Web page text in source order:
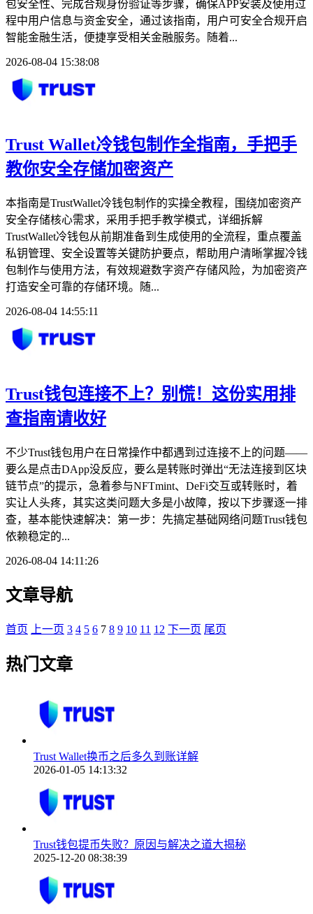
包安全性、完成合规身份验证等步骤，确保APP安装及使用过
程中用户信息与资金安全，通过该指南，用户可安全合规开启
智能金融生活，便捷享受相关金融服务。随着...
2026-08-04 15:38:08
Trust Wallet冷钱包制作全指南，手把手
教你安全存储加密资产
本指南是TrustWallet冷钱包制作的实操全教程，围绕加密资产
安全存储核心需求，采用手把手教学模式，详细拆解
TrustWallet冷钱包从前期准备到生成使用的全流程，重点覆盖
私钥管理、安全设置等关键防护要点，帮助用户清晰掌握冷钱
包制作与使用方法，有效规避数字资产存储风险，为加密资产
打造安全可靠的存储环境。随...
2026-08-04 14:55:11
Trust钱包连接不上？别慌！这份实用排
查指南请收好
不少Trust钱包用户在日常操作中都遇到过连接不上的问题——
要么是点击DApp没反应，要么是转账时弹出“无法连接到区块
链节点”的提示，急着参与NFTmint、DeFi交互或转账时，着
实让人头疼，其实这类问题大多是小故障，按以下步骤逐一排
查，基本能快速解决：第一步：先搞定基础网络问题Trust钱包
依赖稳定的...
2026-08-04 14:11:26
文章导航
首页 上一页 3 4 5 6 7 8 9 10 11 12 下一页 尾页
热门文章
Trust Wallet换币之后多久到账详解
2026-01-05 14:13:32
Trust钱包提币失败？原因与解决之道大揭秘
2025-12-20 08:38:39